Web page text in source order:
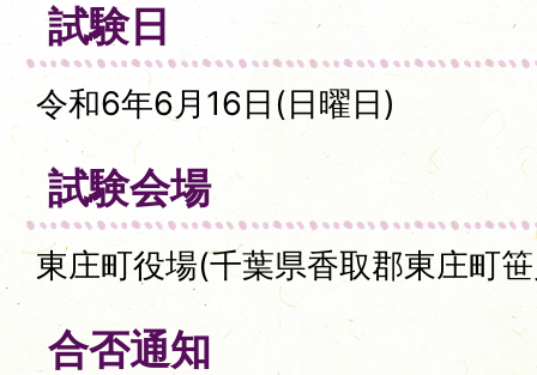
試験日
令和6年6月16日(日曜日)
試験会場
東庄町役場(千葉県香取郡東庄町
合否通知